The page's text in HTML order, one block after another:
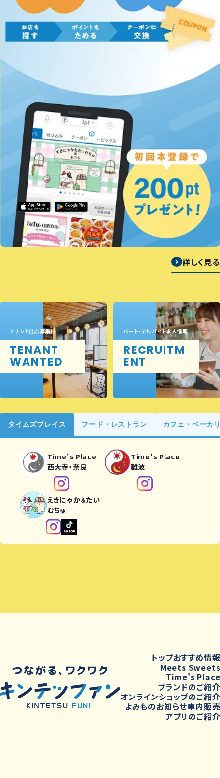
詳しく見る
テナント出店募集中
TENANT
WANTED
パート・アルバイト求人情報
RECRUITM
ENT
タイムズプレイス フード・レストラン カフェ・ベーカ
Time's Place
西大寺・奈良
Time's Place
難波
えきにゃか＆たい
むちゅ
トップおすすめ情報
Meets Sweets
Time's Place
ブランドのご紹介
オンラインショップのご紹介
よみものお知らせ車内販売
アプリのご紹介